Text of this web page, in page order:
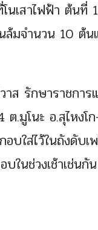
นเสาไฟฟ้า ต้น
ล้มจำนวน 10 ต้
ส รักษาราชกา
.มูโนะ อ.สุไหงโ
ส่ไว้ในถังดับเพ
ในช่วงเช้าเช่น